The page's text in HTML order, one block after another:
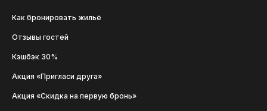
Как бронировать жильё
Отзывы гостей
Кэшбэк 30%
Акция «Пригласи друга»
Акция «Скидка на первую бронь»